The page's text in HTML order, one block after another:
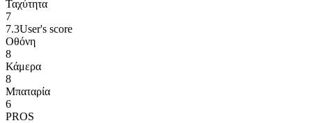
Ταχύτητα
7
7.3User's score
Οθόνη
8
Κάμερα
8
Μπαταρία
6
PROS